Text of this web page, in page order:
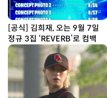
[공식] 김희재, 오는 9월 7일
정규 3집 ‘REVERB’로 컴백